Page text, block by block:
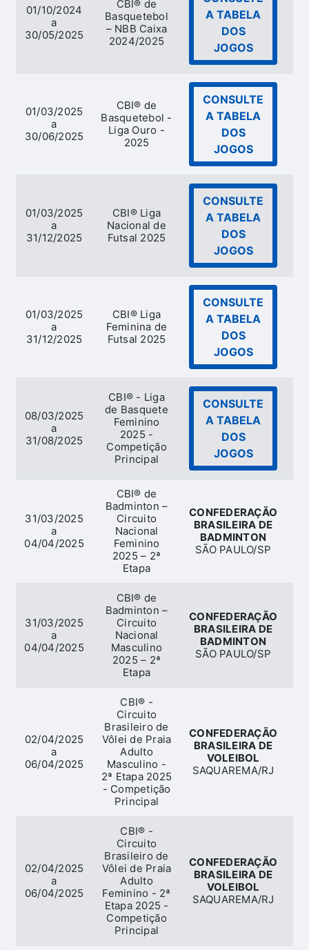
01/10/2024
a
30/05/2025
CBI® de
Basquetebol
– NBB Caixa
2024/2025
A TABELA
DOS
JOGOS
01/03/2025
a
30/06/2025
CBI® de
Basquetebol -
Liga Ouro -
2025
CONSULTE
A TABELA
DOS
JOGOS
01/03/2025
a
31/12/2025
CBI® Liga
Nacional de
Futsal 2025
CONSULTE
A TABELA
DOS
JOGOS
01/03/2025
a
31/12/2025
CBI® Liga
Feminina de
Futsal 2025
CONSULTE
A TABELA
DOS
JOGOS
08/03/2025
a
31/08/2025
CBI® - Liga
de Basquete
Feminino
2025 -
Competição
Principal
CONSULTE
A TABELA
DOS
JOGOS
31/03/2025
a
04/04/2025
CBI® de
Badminton –
Circuito
Nacional
Feminino
2025 – 2ª
Etapa
CONFEDERAÇÃO
BRASILEIRA DE
BADMINTON
SÃO PAULO/SP
31/03/2025
a
04/04/2025
CBI® de
Badminton –
Circuito
Nacional
Masculino
2025 – 2ª
Etapa
CONFEDERAÇÃO
BRASILEIRA DE
BADMINTON
SÃO PAULO/SP
02/04/2025
a
06/04/2025
CBI® -
Circuito
Brasileiro de
Vôlei de Praia
Adulto
Masculino -
2ª Etapa 2025
- Competição
Principal
CONFEDERAÇÃO
BRASILEIRA DE
VOLEIBOL
SAQUAREMA/RJ
02/04/2025
a
06/04/2025
CBI® -
Circuito
Brasileiro de
Vôlei de Praia
Adulto
Feminino - 2ª
Etapa 2025 -
Competição
Principal
CONFEDERAÇÃO
BRASILEIRA DE
VOLEIBOL
SAQUAREMA/RJ